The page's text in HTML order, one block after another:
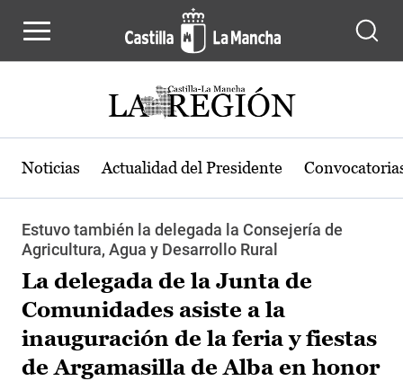
Noticias Actualidad del Presidente
Estuvo también la delegada la Consejería de
Agricultura, Agua y Desarrollo Rural
La delegada de la Junta de
Comunidades asiste a la
inauguración de la feria y fiestas
de Argamasilla de Alba en honor